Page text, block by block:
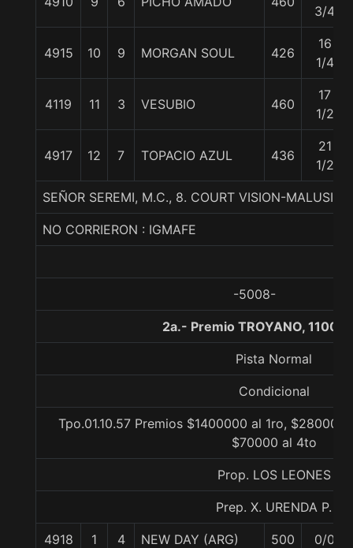
3/4
4915 10 9 MORGAN SOUL 426
16
1/4
4119 11 3 VESUBIO 460
17
1/2
4917 12 7 TOPACIO AZUL 436
21
1/2
SEÑOR SEREMI, M.C., 8. COURT VISION-
NO CORRIERON : IGMAFE
-5008-
2a.- Premio TROYANO, 1100
Pista Normal
Condicional
Tpo.01.10.57 Premios $1400000 al 1ro,
$70000 al 4to
Prop. LOS LEONES
Prep. X. URENDA P.
4918 1 4 NEW DAY (ARG) 500 0/0